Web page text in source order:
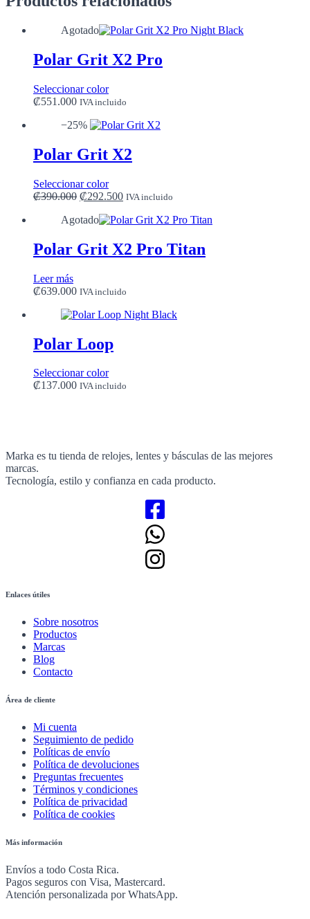
Agotado
Polar Grit X2 Pro
Seleccionar colorEste
producto
múltiples
Las
opciones
pueden
elegir
en
la
de
₡551.000 IVA incluido
−25%
Polar Grit X2
Seleccionar colorEste
producto
múltiples
Las
opciones
elegir
la
de
₡390.000 El
original
₡390.000.
₡292.500El
actual
₡292.500.
IVA incluido
Agotado
Polar Grit X2 Pro Titan
Leer más
₡639.000 IVA incluido
Polar Loop
Seleccionar colorEste
producto
se
elegir
producto
₡137.000 IVA incluido
Marka es tu tienda de relojes, lentes y básculas de las mejores
marcas.
Tecnología, estilo y confianza en cada producto.
Enlaces útiles
Sobre nosotros
Productos
Marcas
Blog
Contacto
Área de cliente
Mi cuenta
Seguimiento de pedido
Políticas de envío
Política de devoluciones
Preguntas frecuentes
Términos y condiciones
Política de privacidad
Política de cookies
Más información
Envíos a todo Costa Rica.
Pagos seguros con Visa, Mastercard.
Atención personalizada por WhatsApp.